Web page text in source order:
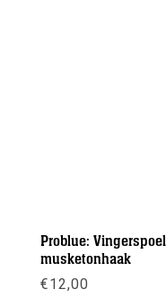
Problue:
musketonhaak
€12,00